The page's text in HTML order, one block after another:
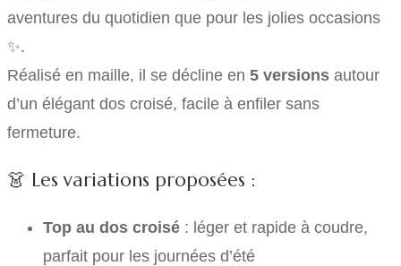
aventures du quotidien que pour les jolies occasions
✨.
Réalisé en maille, il se décline en 5 versions autour
d’un élégant dos croisé, facile à enfiler sans
fermeture.
👗 Les variations proposées :
Top au dos croisé : léger et rapide à coudre,
parfait pour les journées d’été